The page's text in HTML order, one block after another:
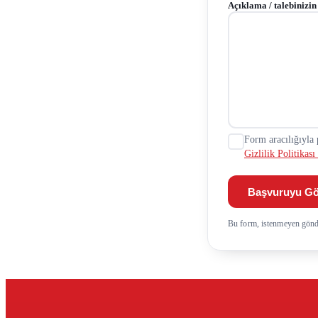
Açıklama / talebinizin
Form
Gizlilik Politikası
Başvuruyu
Bu form, istenmeyen